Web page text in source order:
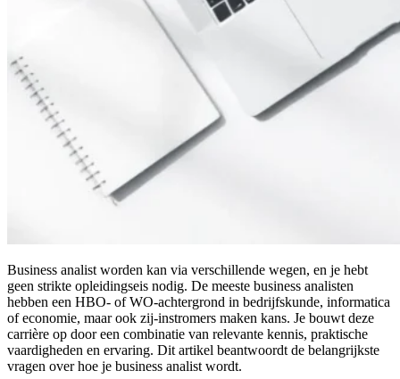
Business analist worden kan via verschillende wegen, en je hebt
geen strikte opleidingseis nodig. De meeste business analisten
hebben een HBO- of WO-achtergrond in bedrijfskunde, informatica
of economie, maar ook zij-instromers maken kans. Je bouwt deze
carrière op door een combinatie van relevante kennis, praktische
vaardigheden en ervaring. Dit artikel beantwoordt de belangrijkste
vragen over hoe je business analist wordt.